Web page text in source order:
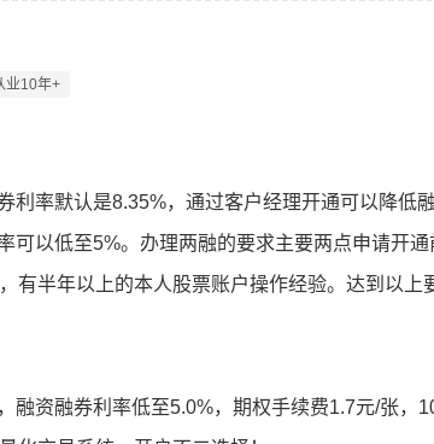
业10年+
利率默认是8.35%，通过客户经理开通可以降低
可以低至5%。办理两融的要求主要两点申请开
有半年以上的本人股票账户操作经验。达到以上
融资融券利率低至5.0%，期权手续费1.7元/张，